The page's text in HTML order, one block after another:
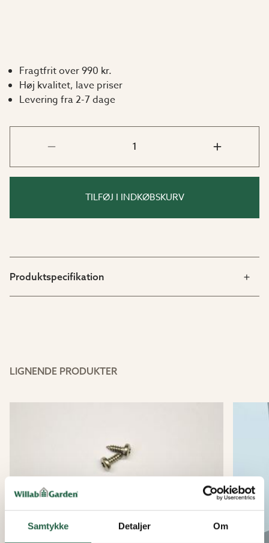
Samtykke Detaljer Om
Fragtfrit over 990 kr.
Høj kvalitet, lave priser
Levering fra 2-7 dage
TILFØJ I INDKØBSKURV
Produktspecifikation
LIGNENDE PRODUKTER